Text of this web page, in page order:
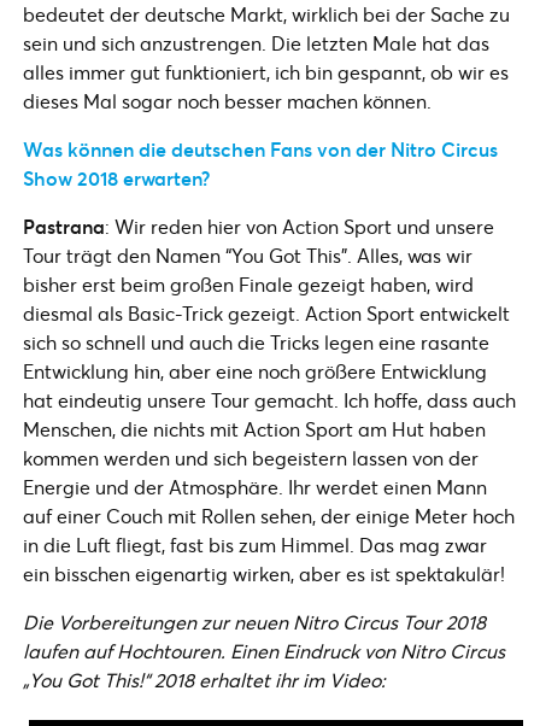
bedeutet der deutsche Markt, wirklich bei der Sache zu
sein und sich anzustrengen. Die letzten Male hat das
alles immer gut funktioniert, ich bin gespannt, ob wir es
dieses Mal sogar noch besser machen können.
Was können die deutschen Fans von der Nitro Circus
Show 2018 erwarten?
Pastrana: Wir reden hier von Action Sport und unsere
Tour trägt den Namen “You Got This”. Alles, was wir
bisher erst beim großen Finale gezeigt haben, wird
diesmal als Basic-Trick gezeigt. Action Sport entwickelt
sich so schnell und auch die Tricks legen eine rasante
Entwicklung hin, aber eine noch größere Entwicklung
hat eindeutig unsere Tour gemacht. Ich hoffe, dass auch
Menschen, die nichts mit Action Sport am Hut haben
kommen werden und sich begeistern lassen von der
Energie und der Atmosphäre. Ihr werdet einen Mann
auf einer Couch mit Rollen sehen, der einige Meter hoch
in die Luft fliegt, fast bis zum Himmel. Das mag zwar
ein bisschen eigenartig wirken, aber es ist spektakulär!
Die Vorbereitungen zur neuen Nitro Circus Tour 2018
laufen auf Hochtouren. Einen Eindruck von Nitro Circus
„You Got This!“ 2018 erhaltet ihr im Video: